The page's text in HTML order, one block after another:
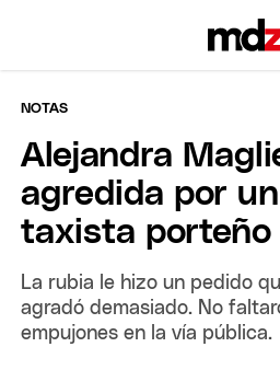
NOTAS
Alejandra
agredida por
taxista porteño
La rubia le hizo un pedido
agradó demasiado. No
empujones en la vía pública.